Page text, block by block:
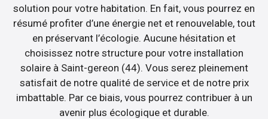
solution pour votre habitation. En fait, vous pourrez en
résumé profiter d’une énergie net et renouvelable, tout
en préservant l’écologie. Aucune hésitation et
choisissez notre structure pour votre installation
solaire à Saint-gereon (44). Vous serez pleinement
satisfait de notre qualité de service et de notre prix
imbattable. Par ce biais, vous pourrez contribuer à un
avenir plus écologique et durable.